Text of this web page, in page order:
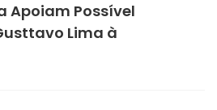
Apoiam Possível
Lima à